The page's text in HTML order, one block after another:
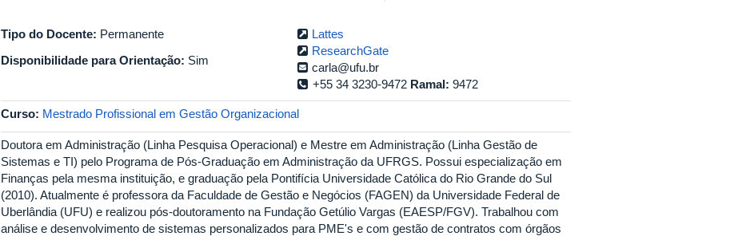
Tipo do Docente: Permanente
Disponibilidade para Orientação: Sim
Lattes
ResearchGate
carla@ufu.br
+55 34 3230-9472 Ramal:9472
Curso: Mestrado Profissional em Gestão Organizacional
Doutora em Administração (Linha Pesquisa Operacional) e Mestre em Administração (Linha Gestão de
Sistemas e TI) pelo Programa de Pós-Graduação em Administração da UFRGS. Possui especialização em
Finanças pela mesma instituição, e graduação pela Pontifícia Universidade Católica do Rio Grande do Sul
(2010). Atualmente é professora da Faculdade de Gestão e Negócios (FAGEN) da Universidade Federal de
Uberlândia (UFU) e realizou pós-doutoramento na Fundação Getúlio Vargas (EAESP/FGV). Trabalhou com
análise e desenvolvimento de sistemas personalizados para PME's e com gestão de contratos com órgãos